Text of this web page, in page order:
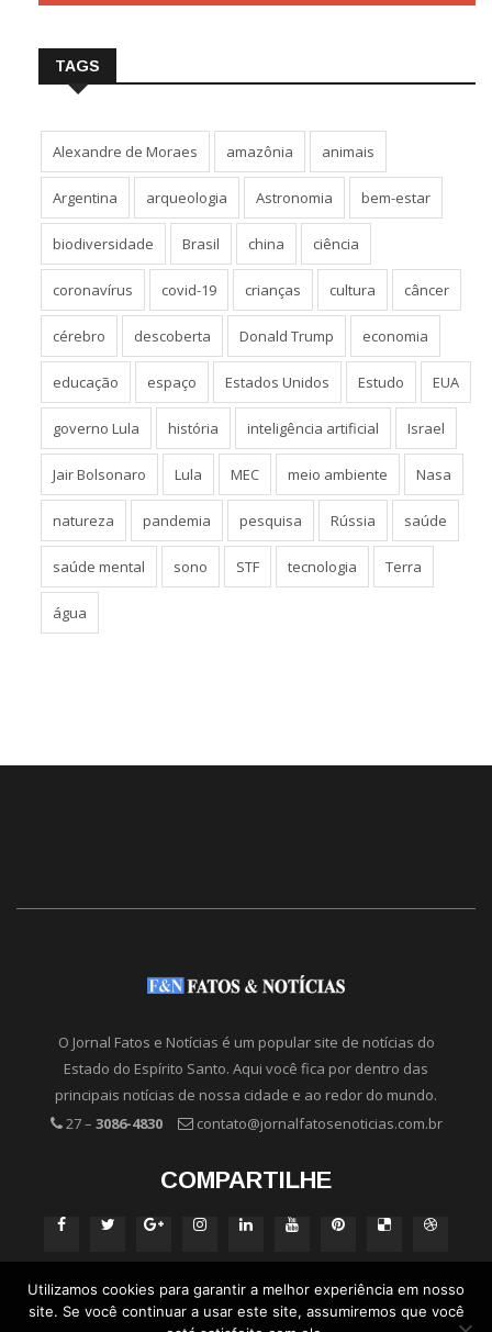
TAGS
Alexandre de Moraes amazônia animais
Argentina arqueologia Astronomia bem-estar
biodiversidade Brasil china ciência
coronavírus covid-19 crianças cultura câncer
cérebro descoberta Donald Trump economia
educação espaço Estados Unidos Estudo EUA
governo Lula história inteligência artificial Israel
Jair Bolsonaro Lula MEC meio ambiente Nasa
natureza pandemia pesquisa Rússia saúde
saúde mental sono STF tecnologia Terra
água
O Jornal Fatos e Notícias é um popular site de notícias do
Estado do Espírito Santo. Aqui você fica por dentro das
principais notícias de nossa cidade e ao redor do mundo.
27 – 3086-4830 contato@jornalfatosenoticias.com.br
COMPARTILHE
Utilizamos cookies para garantir a melhor experiência em nosso
site. Se você continuar a usar este site, assumiremos que você